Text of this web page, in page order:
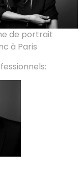
de portrait
à Paris